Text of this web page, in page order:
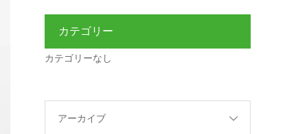
カテゴリー
カテゴリーなし
アーカイブ